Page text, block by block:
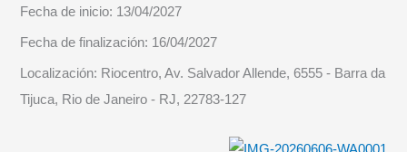
Fecha de inicio: 13/04/2027
Fecha de finalización: 16/04/2027
Localización: Riocentro, Av. Salvador Allende, 6555 - Barra da
Tijuca, Rio de Janeiro - RJ, 22783-127